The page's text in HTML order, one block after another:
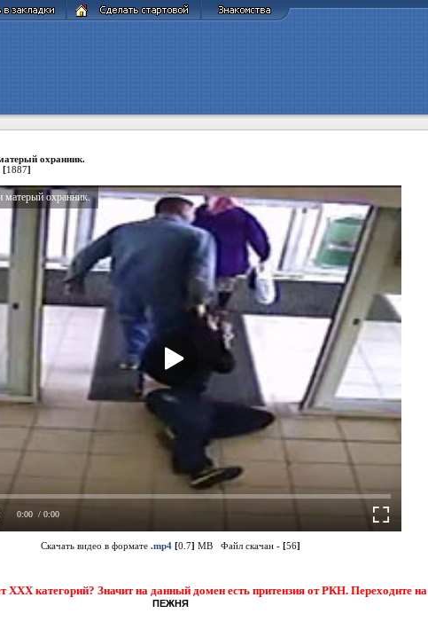
охранник.
[1887]
матерый охранник.
0:00 / 0:00
Скачать видео в формате .mp4 [0.7] MB Файл скачан - [56]
XXX категорий? Значит на данный домен есть притензия от РКН. Переходите на
ПЕЖНЯ